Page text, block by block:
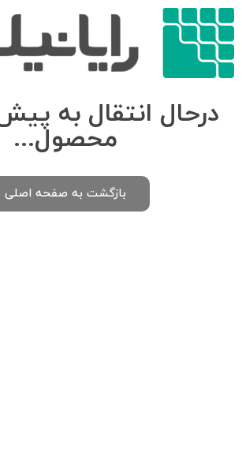
درحال انتقال به
محصول...
بازگشت به صفحه اصلی